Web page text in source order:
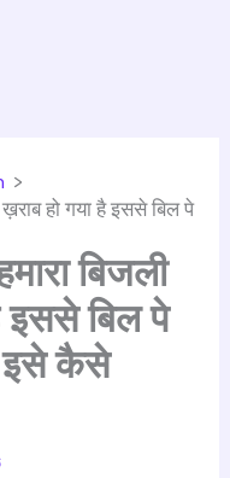
हो गया है इससे बिल पे
बिजली
इससे बिल पे
इसे कैसे